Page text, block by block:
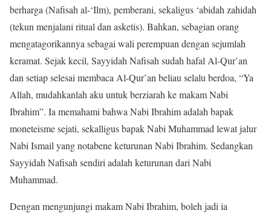
berharga (Nafisah al-‘Ilm), pemberani, sekaligus ‘abidah zahidah
(tekun menjalani ritual dan asketis). Bahkan, sebagian orang
mengatagorikannya sebagai wali perempuan dengan sejumlah
keramat. Sejak kecil, Sayyidah Nafisah sudah hafal Al-Qur’an
dan setiap selesai membaca Al-Qur’an beliau selalu berdoa, “Ya
Allah, mudahkanlah aku untuk berziarah ke makam Nabi
Ibrahim”. Ia memahami bahwa Nabi Ibrahim adalah bapak
moneteisme sejati, sekalligus bapak Nabi Muhammad lewat jalur
Nabi Ismail yang notabene keturunan Nabi Ibrahim. Sedangkan
Sayyidah Nafisah sendiri adalah keturunan dari Nabi
Muhammad.
Dengan mengunjungi makam Nabi Ibrahim, boleh jadi ia